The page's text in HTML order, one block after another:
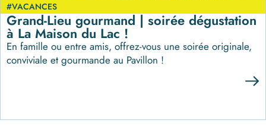
#VACANCES
Grand-Lieu gourmand | soirée dégustation
à La Maison du Lac !
En famille ou entre amis, offrez-vous une soirée originale,
conviviale et gourmande au Pavillon !